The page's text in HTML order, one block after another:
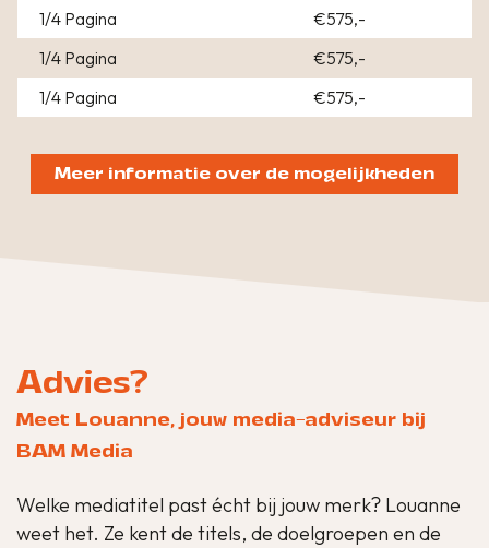
1/4 Pagina
€575,-
1/4 Pagina
€575,-
1/4 Pagina
€575,-
Meer informatie over de mogelijkheden
Advies?
Meet Louanne, jouw media-adviseur bij
BAM Media
Welke mediatitel past écht bij jouw merk? Louanne
weet het. Ze kent de titels, de doelgroepen en de